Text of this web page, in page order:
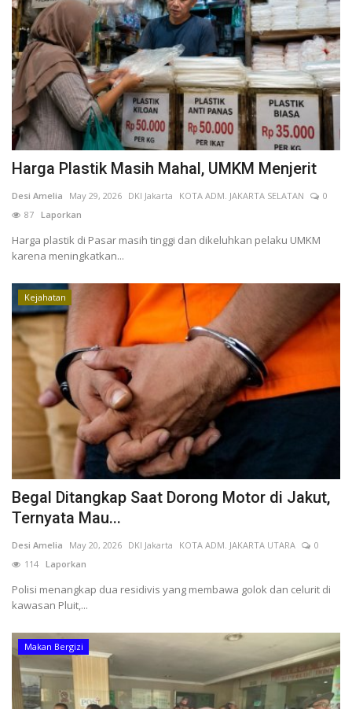
Kesehatan
Layanan Publik
Perempuan/Anak
Harga Plastik Masih Mahal, UMKM Menjerit
Desi Amelia May 29, 2026 DKI Jakarta KOTA ADM. JAKARTA SELATAN
0
87 Laporkan
Harga plastik di Pasar masih tinggi dan dikeluhkan pelaku UMKM
karena meningkatkan...
Kejahatan
Begal Ditangkap Saat Dorong Motor di Jakut,
Ternyata Mau...
Desi Amelia May 20, 2026 DKI Jakarta KOTA ADM. JAKARTA UTARA
0
114 Laporkan
Polisi menangkap dua residivis yang membawa golok dan celurit di
kawasan Pluit,...
Makan Bergizi